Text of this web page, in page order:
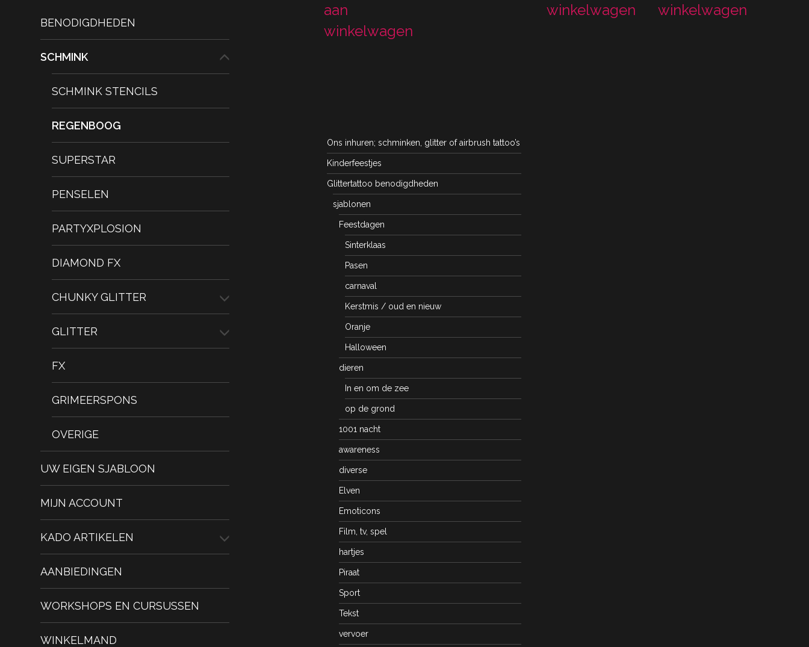
BENODIGDHEDEN
SCHMINK
SCHMINK STENCILS
REGENBOOG
SUPERSTAR
PENSELEN
PARTYXPLOSION
DIAMOND FX
CHUNKY GLITTER
GLITTER
FX
GRIMEERSPONS
OVERIGE
UW EIGEN SJABLOON
MIJN ACCOUNT
KADO ARTIKELEN
AANBIEDINGEN
WORKSHOPS EN CURSUSSEN
WINKELMAND
aan
winkelwagen
winkelwagen
winkelwagen
Ons inhuren; schminken, glitter of airbrush tattoo’s
Kinderfeestjes
Glittertattoo benodigdheden
sjablonen
Feestdagen
Sinterklaas
Pasen
carnaval
Kerstmis / oud en nieuw
Oranje
Halloween
dieren
In en om de zee
op de grond
1001 nacht
awareness
diverse
Elven
Emoticons
Film, tv, spel
hartjes
Piraat
Sport
Tekst
vervoer